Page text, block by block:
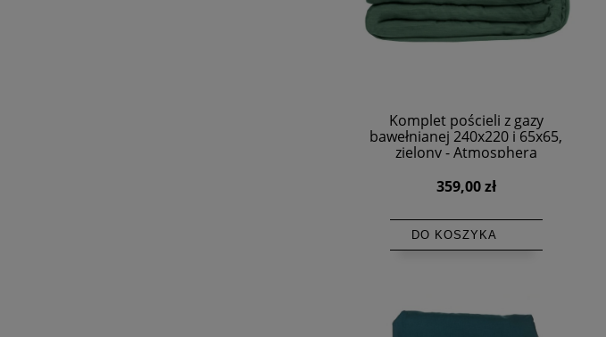
Komplet pościeli z gazy
bawełnianej 240x220 i 65x65,
zielony - Atmosphera
359,00 zł
DO KOSZYKA